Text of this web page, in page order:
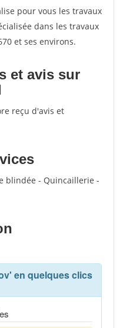
pour vous les travaux
dans les travaux
et ses environs.
et avis sur
reçu d'avis et
blindée - Quincaillerie -